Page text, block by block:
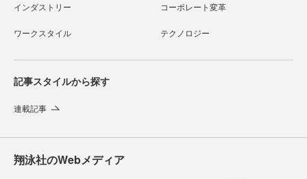
インダストリー コーポレート変革
ワークスタイル テクノロジー
記事スタイルから探す
連載記事
翔泳社のWebメディア